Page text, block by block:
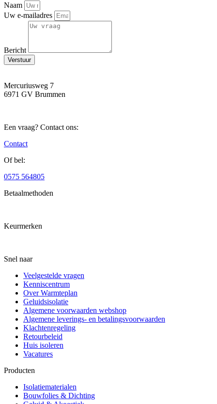
Naam
Uw e-mailadres
Bericht
Verstuur
Mercuriusweg 7
6971 GV Brummen
Een vraag? Contact ons:
Contact
Of bel:
0575 564805
Betaalmethoden
Keurmerken
Snel naar
Veelgestelde vragen
Kenniscentrum
Over Warmteplan
Geluidsisolatie
Algemene voorwaarden webshop
Algemene leverings- en betalingsvoorwaarden
Klachtenregeling
Retourbeleid
Huis isoleren
Vacatures
Producten
Isolatiematerialen
Bouwfolies & Dichting